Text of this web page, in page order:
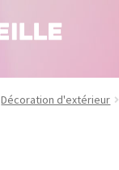
Décoration d'extérieur